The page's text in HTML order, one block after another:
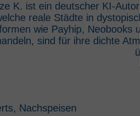
K. ist ein deutscher KI-
reale Städte in
wie Payhip, Neobooks
sind für ihre dichte
Nachspeisen